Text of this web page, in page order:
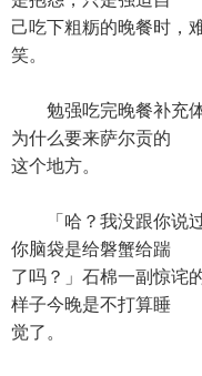
己吃下粗粝的晚餐时，
笑。
勉强吃完晚餐补充体
为什么要来萨尔贡的
这个地方。
「哈？我没跟你说过
你脑袋是给磐蟹给踹
了吗？」石棉一副惊诧
样子今晚是不打算睡
觉了。